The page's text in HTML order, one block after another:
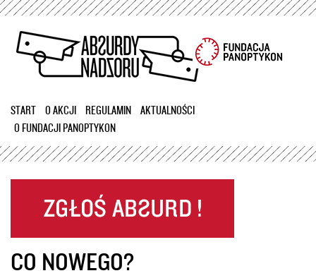
Przejdź
treści
START O AKCJI REGULAMIN
AKTUALNOŚCI
O FUNDACJI PANOPTYKON
CO NOWEGO?